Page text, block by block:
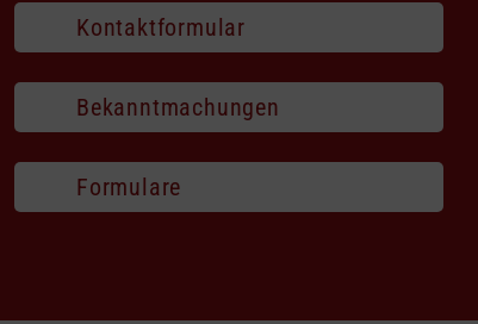
Kontaktformular
Bekanntmachungen
Formulare